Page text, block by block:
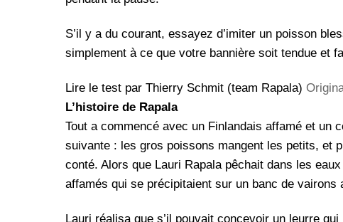
S’il y a du courant, essayez d’imiter un poisson
simplement à ce que votre bannière soit tendue et
Lire le test par Thierry Schmit (team Rapala)
L’histoire de Rapala
Tout a commencé avec un Finlandais affamé et un
suivante : les gros poissons mangent les petits, et
conté. Alors que Lauri Rapala pêchait dans les
affamés qui se précipitaient sur un banc de
Lauri réalisa que s’il pouvait concevoir un leurre